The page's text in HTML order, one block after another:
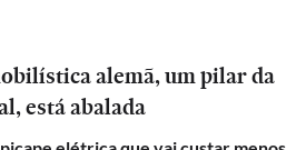
alemã, um pilar da
está abalada